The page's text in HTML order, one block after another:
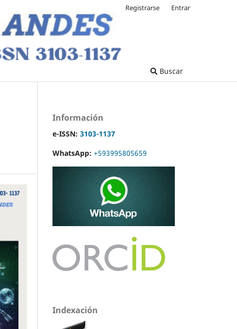
Buscar
Registrarse Entrar
Información
e-ISSN: 3103-1137
WhatsApp: +593995805659
Indexación